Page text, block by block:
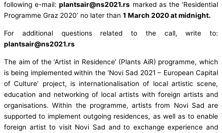
following e-mail:plantsair@ns2021.rs marked as the ‘Residential
Programme Graz 2020’ no later than 1 March 2020 at midnight.
For additional questions related to the call, write to:
plantsair@ns2021.rs
The aim of the ‘Artist in Residence’ (Plants AiR) programme, which
is being implemented within the ‘Novi Sad 2021 – European Capital
of Culture’ project, is internationalisation of local artistic scene,
education and networking of local artists with foreign artists and
organisations. Within the programme, artists from Novi Sad are
supported to implement outgoing residences, as well as to enable
foreign artist to visit Novi Sad and to exchange experience and